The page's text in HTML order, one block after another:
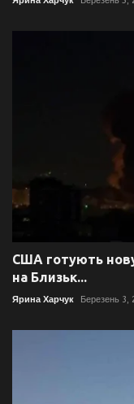
США готують
на Близьк...
Ярина Харчук Березень 3,